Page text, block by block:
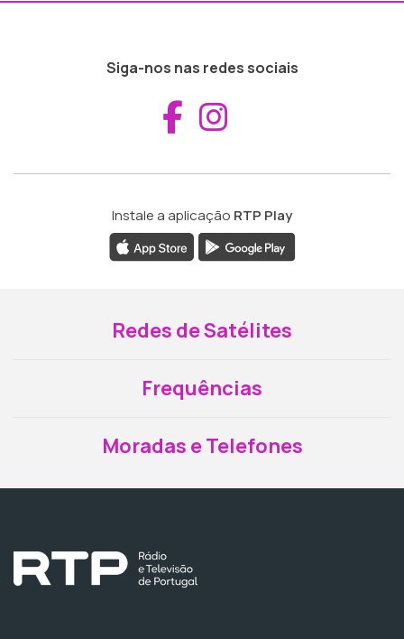
Siga-nos nas redes sociais
Aceder ao
Instale a aplicação RTP Play
Redes de Satélites
Frequências
Moradas e Telefones